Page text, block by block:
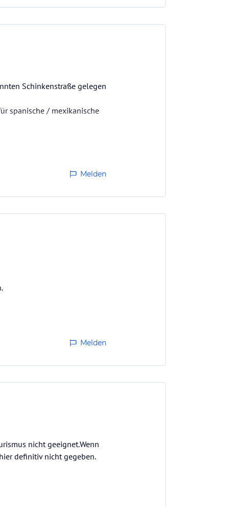
Schinkenstraße gelegen
spanische / mexikanische
wegen der extremen
Melden
Melden
nicht geeignet.Wenn
definitiv nicht gegeben.